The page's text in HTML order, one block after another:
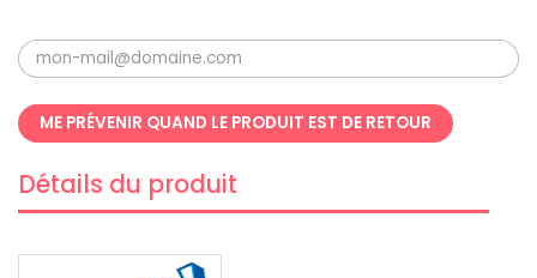
ME PRÉVENIR QUAND LE PRODUIT EST DE RETOUR
Détails du produit